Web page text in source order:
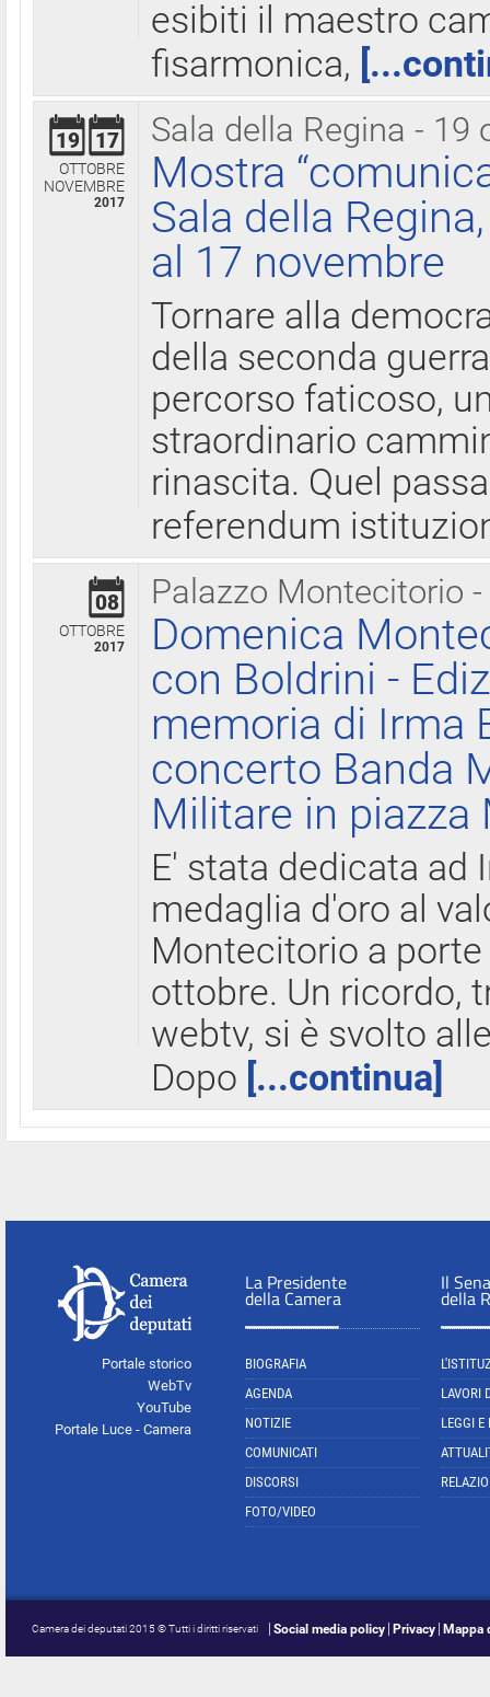
esibiti il maestro
fisarmonica,
Sala della Regina - 19
19 17
OTTOBRE
NOVEMBRE
2017
Mostra
Sala della
al 17 novembre
Tornare alla
della seconda
percorso faticoso,
straordinario
rinascita. Quel
referendum
Palazzo Montecitorio
08
OTTOBRE
2017
Domenica
con Boldrini -
memoria di Irma
concerto Banda
Militare in
E' stata dedicata ad
medaglia d'oro al
Montecitorio a
ottobre. Un ricordo,
webtv, si è svolto
Dopo [...continua]
Portale storico
WebTv
YouTube
Portale Luce - Camera
La Presidente
della Camera
BIOGRAFIA
AGENDA
NOTIZIE
COMUNICATI
DISCORSI
FOTO/VIDEO
Il
della
LAVORI
LEGGI E
Camera dei deputati 2015 © Tutti i diritti riservati Social media policy Privacy Mappa